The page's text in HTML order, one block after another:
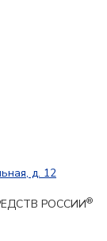
д. 12
РОССИИ®